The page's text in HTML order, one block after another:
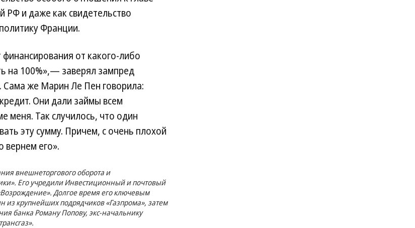
РФ и даже как свидетельство
Франции.
от какого-либо
на 100%»,— заверял зампред
же Марин Ле Пен говорила:
Они дали займы всем
меня. Так случилось, что один
эту сумму. Причем, с очень плохой
вернем его».
внешнеторгового оборота и
Его учредили Инвестиционный и почтовый
Долгое время его ключевым
из крупнейших подрядчиков «Газпрома», затем
банка Роману Попову, экс-начальнику